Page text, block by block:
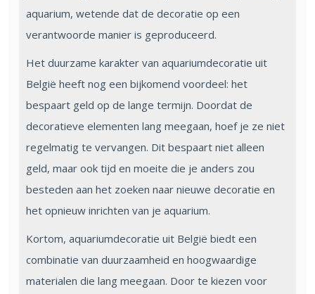
aquarium, wetende dat de decoratie op een
verantwoorde manier is geproduceerd.
Het duurzame karakter van aquariumdecoratie uit
België heeft nog een bijkomend voordeel: het
bespaart geld op de lange termijn. Doordat de
decoratieve elementen lang meegaan, hoef je ze niet
regelmatig te vervangen. Dit bespaart niet alleen
geld, maar ook tijd en moeite die je anders zou
besteden aan het zoeken naar nieuwe decoratie en
het opnieuw inrichten van je aquarium.
Kortom, aquariumdecoratie uit België biedt een
combinatie van duurzaamheid en hoogwaardige
materialen die lang meegaan. Door te kiezen voor